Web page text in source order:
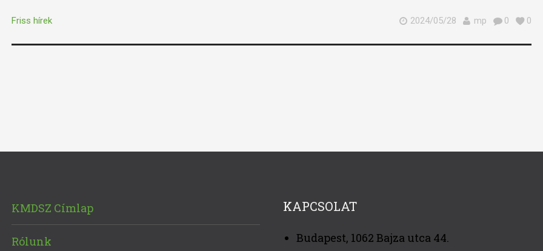
Friss hírek 2024/05/28 mp 0 0
KMDSZ Címlap
Rólunk
KAPCSOLAT
Budapest, 1062 Bajza utca 44.